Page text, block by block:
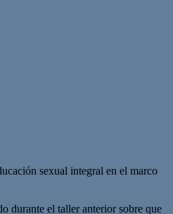
sexual integral en el marco
durante el taller anterior sobre que